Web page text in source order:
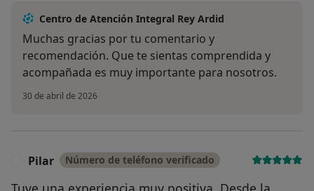
Centro de Atención Integral Rey Ardid
Muchas gracias por tu comentario y
recomendación. Que te sientas comprendida y
acompañada es muy importante para nosotros.
30 de abril de 2026
Pilar Número de teléfono verificado